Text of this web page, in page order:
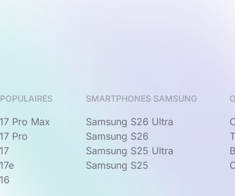
Pro Max
Pro
SMARTPHONES SAMSUNG
Samsung S26 Ultra
Samsung S26
Samsung S25 Ultra
Samsung S25